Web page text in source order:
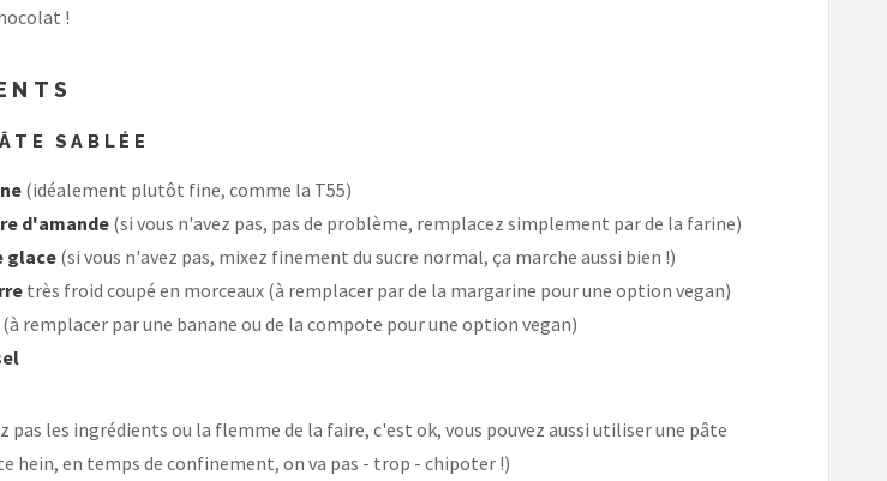
!
SABLÉE
(idéalement plutôt fine, comme la T55)
d'amande(si vous n'avez pas, pas de problème, remplacez simplement par de la farine)
glace(si vous n'avez pas, mixez finement du sucre normal, ça marche aussi bien !)
très froid coupé en morceaux (à remplacer par de la margarine pour une option vegan)
remplacer par une banane ou de la compote pour une option vegan)
pas les ingrédients ou la flemme de la faire, c'est ok, vous pouvez aussi utiliser une pâte
hein, en temps de confinement, on va pas - trop - chipoter !)